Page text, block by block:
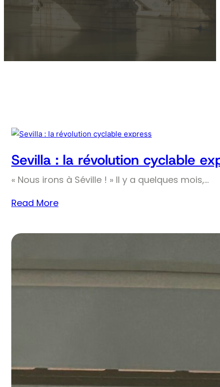
Sevilla : la révolution cyclable
« Nous irons à Séville ! » Il y a quelques mois,…
Read More